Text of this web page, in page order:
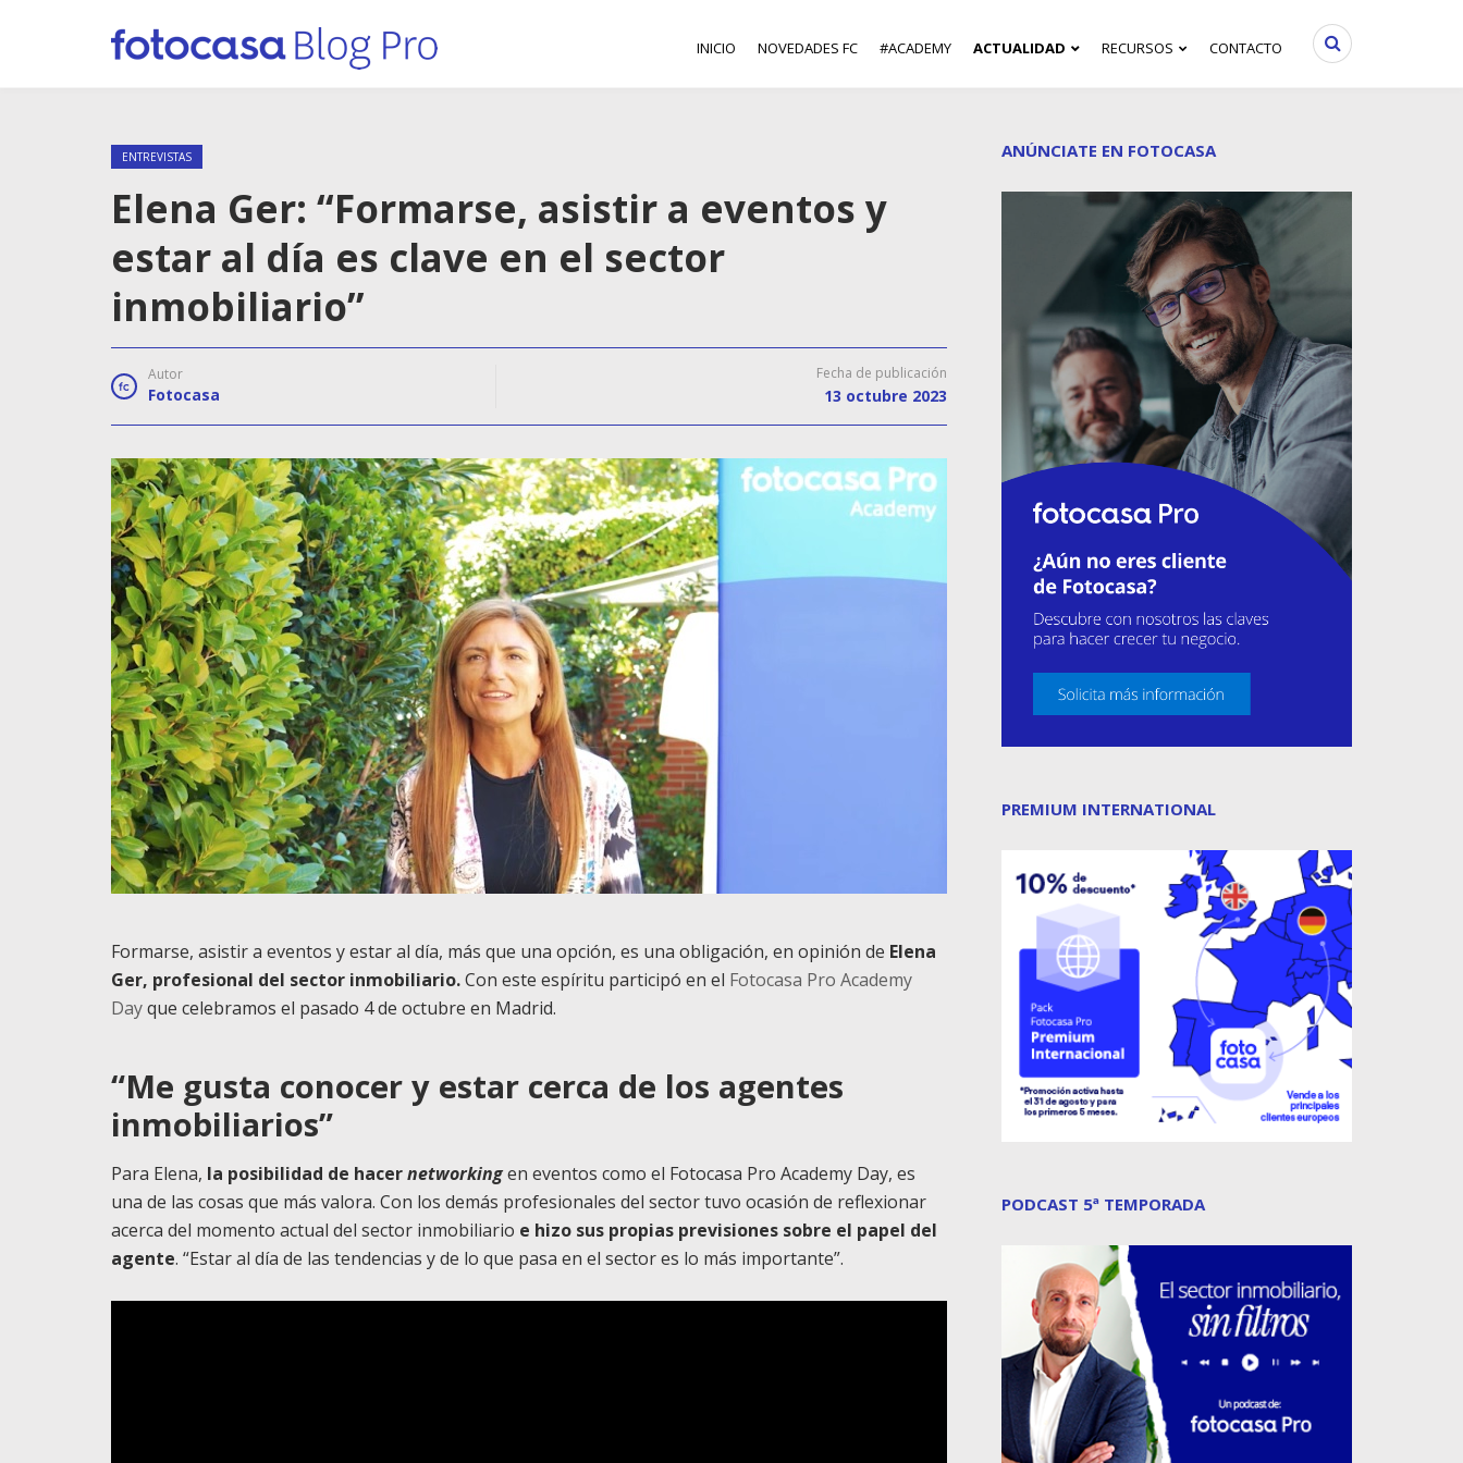
INICIO NOVEDADES FC #ACADEMY ACTUALIDAD RECURSOS CONTACTO
ENTREVISTAS
Elena Ger: “Formarse, asistir a eventos y
estar al día es clave en el sector
inmobiliario”
Autor
Fotocasa
Fecha de publicación
13 octubre 2023
Formarse, asistir a eventos y estar al día, más que una opción, es una obligación, en opinión de Elena
Ger, profesional del sector inmobiliario.Con este espíritu participó en el Fotocasa Pro Academy
Dayque celebramos el pasado 4 de octubre en Madrid.
“Me gusta conocer y estar cerca de los agentes
inmobiliarios”
Para Elena, la posibilidad de hacernetworkingen eventos como el Fotocasa Pro Academy Day, es
una de las cosas que más valora. Con los demás profesionales del sector tuvo ocasión de reflexionar
acerca del momento actual del sector inmobiliario e hizo sus propias previsiones sobre el papel del
agente. “Estar al día de las tendencias y de lo que pasa en el sector es lo más importante”.
ANÚNCIATE EN FOTOCASA
PREMIUM INTERNATIONAL
PODCAST 5ª TEMPORADA